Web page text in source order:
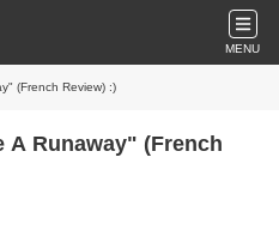
MENU
(French Review) :)
A Runaway" (French